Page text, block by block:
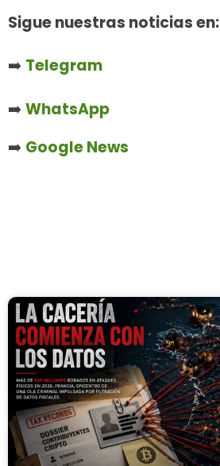
Sigue nuestras noticias en:
➡️ Telegram
➡️WhatsApp
➡️ Google News